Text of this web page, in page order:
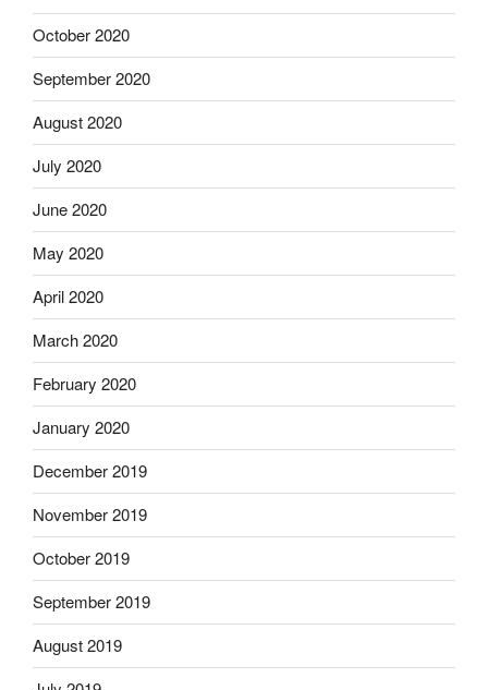
October 2020
September 2020
August 2020
July 2020
June 2020
May 2020
April 2020
March 2020
February 2020
January 2020
December 2019
November 2019
October 2019
September 2019
August 2019